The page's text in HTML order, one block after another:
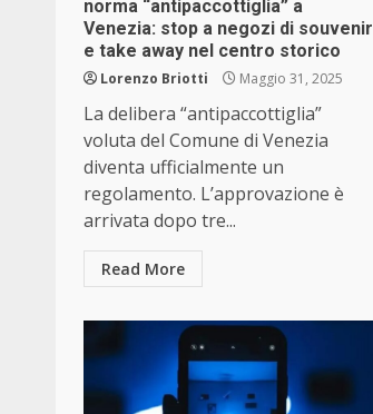
norma “antipaccottiglia” a
Venezia: stop a negozi di souvenir
e take away nel centro storico
Lorenzo Briotti Maggio 31, 2025
La delibera “antipaccottiglia”
voluta del Comune di Venezia
diventa ufficialmente un
regolamento. L’approvazione è
arrivata dopo tre...
Read More